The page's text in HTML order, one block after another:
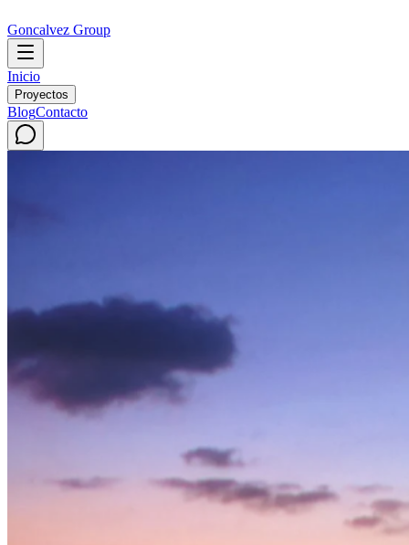
Goncalvez Group
Inicio
Proyectos
BlogContacto